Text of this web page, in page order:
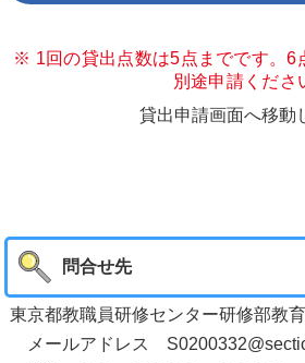
※ 1回の貸出点数は5点までです。6
別途申請くださ
貸出申請画面へ移動
問合せ先
東京都教職員研修センター研修部教
メールアドレス